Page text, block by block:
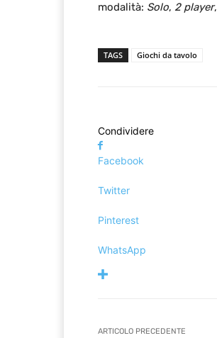
modalità: Solo, 2 player,
TAGS Giochi da tavolo
Condividere
Facebook
Twitter
Pinterest
WhatsApp
ARTICOLO PRECEDENTE